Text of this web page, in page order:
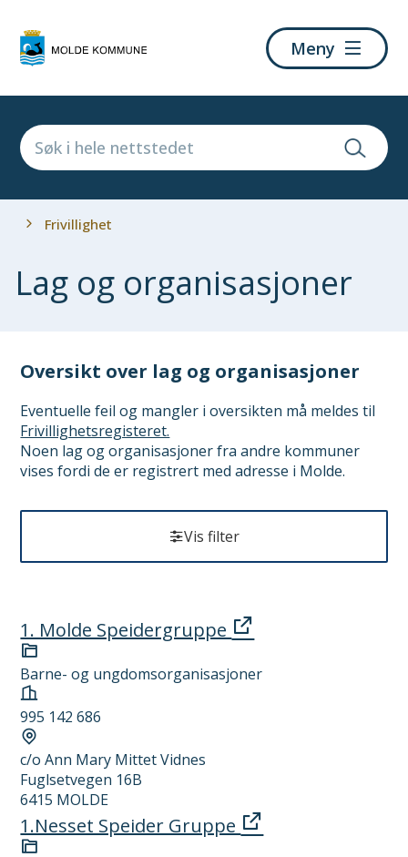
kommune
Meny
Du
Frivillighet
Lag og organisasjoner
Oversikt over lag og organisasjoner
Eventuelle feil og mangler i oversikten må meldes til
Frivillighetsregisteret.
Noen lag og organisasjoner fra andre kommuner
vises fordi de er registrert med adresse i Molde.
Vis filter
R
e
s
u
l
t
a
t
1. Molde Speidergruppe
Barne- og ungdomsorganisasjoner
995 142 686
c/o Ann Mary Mittet Vidnes
Fuglsetvegen 16B
6415 MOLDE
1.Nesset Speider Gruppe